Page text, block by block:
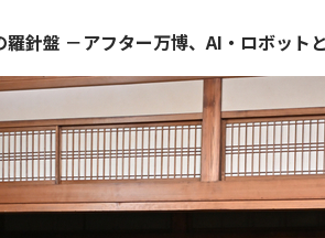
針盤 －アフター万博、AI・ロボット